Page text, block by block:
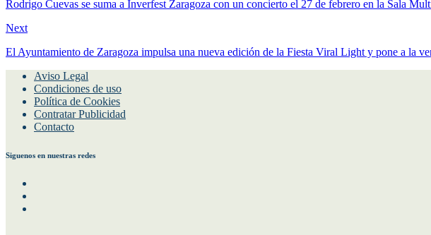
Rodrigo Cuevas se suma a Inverfest Zaragoza con un concierto el 27 de febrero en la Sala
Next
El Ayuntamiento de Zaragoza impulsa una nueva edición de la Fiesta Viral Light y pone a la
Aviso Legal
Condiciones de uso
Política de Cookies
Contratar Publicidad
Contacto
Siguenos en nuestras redes